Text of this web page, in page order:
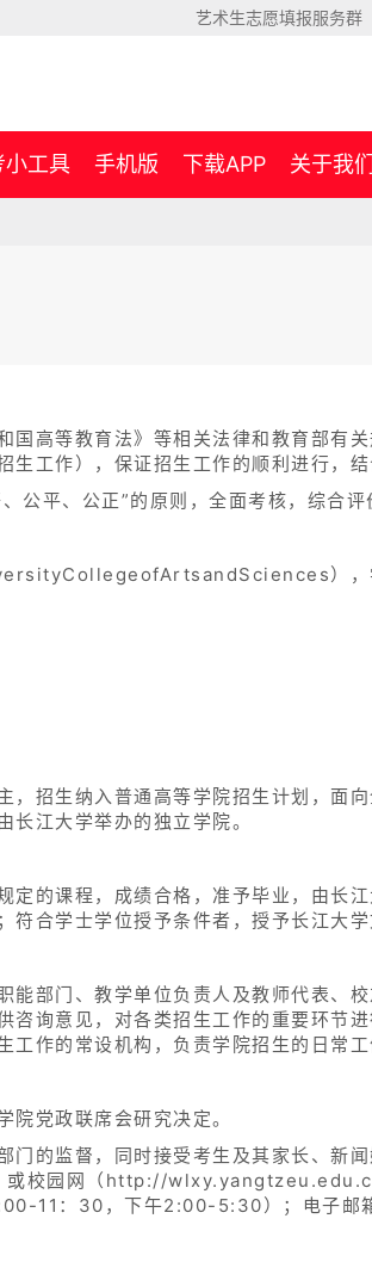
艺术生志愿填报服务群
小工具 手机版 下载APP 关于我们
高等教育法》等相关法律和教育部有
工作），保证招生工作的顺利进行，结
公平、公正”的原则，全面考核，综合评
），
，招生纳入普通高等学院招生计划，面
江大学举办的独立学院。
的课程，成绩合格，准予毕业，由长
合学士学位授予条件者，授予长江大学
能部门、教学单位负责人及教师代表、
咨询意见，对各类招生工作的重要环节
作的常设机构，负责学院招生的日常工
党政联席会研究决定。
门的监督，同时接受考生及其家长、新
园网（http://wlxy.yangtzeu.edu.cn
11：30，下午2:00-5:30）；电子邮